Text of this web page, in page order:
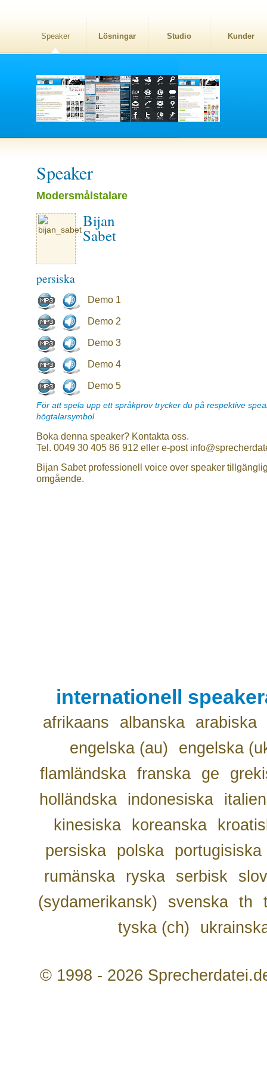
Speaker Lösningar Studio Kunder
Speaker
Modersmålstalare
Bijan
Sabet
persiska
Demo 1
Demo 2
Demo 3
Demo 4
Demo 5
För att spela upp ett språkprov trycker du på respektive
högtalarsymbol
Boka denna speaker? Kontakta oss.
Tel. 0049 30 405 86 912 eller e-post
Bijan Sabet professionell voice over speaker
omgående.
internationell
afrikaans albanska
arabiska
engelska (au)
engelska
flamländska franska ge
holländska
indonesiska
kinesiska
koreanska
persiska
polska
portugisiska
rumänska
ryska serbisk
(sydamerikansk)
svenska th
tyska (ch)
© 1998 - 2026